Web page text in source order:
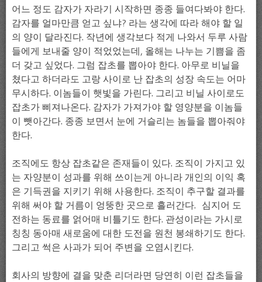
어느 정도 감자가 자라기 시작하면 종종 들여다봐야 한다.
감자를 얼마만큼 얻고 싶냐? 라는 생각에 따라 해야 할 일
의 양이 달라진다. 작년에 생각보다 적게 나와서 두루 사람
들에게 보내줄 양이 적었었는데, 올해는 나누는 기쁨을 좀
더 갖고 싶었다. 그럼 잡초를 뽑아야 한다. 아무로 비닐을
쳤다고 하더라도 고랑 사이로 난 잡초의 성장 속도는 어마
무시하다. 이놈들이 햇빛을 가린다. 그리고 비닐 사이로도
잡초가 삐져나온다. 감자가 가져가야 할 영양분을 이놈들
이 뺏아간다. 종종 보면서 눈에 거슬리는 놈들을 뽑아줘야
한다.
조직에도 항상 잡초같은 존재들이 있다. 조직이 가지고 있
는 자양분이 성과를 위해 쓰이는게 아니라 개인의 이익 혹
은 기득권을 지키기 위해 사용한다. 조직이 추구할 결과를
위해 써야 할 거름이 엉뚱한 곳으로 흘러간다. 심지어 도
전하는 동료를 얽어매 비틀기도 한다. 관성이라는 가시로
칭칭 동아매 새로움에 대한 도전을 원천 봉쇄하기도 한다.
그리고 썩은 사과가 되어 주변을 오염시킨다.
회사의 방향에 결을 맞춘 리더라면 당연히 이런 잡초들을